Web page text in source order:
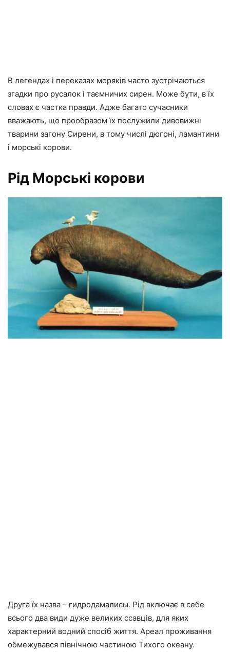
В легендах і переказах моряків часто зустрічаються
згадки про русалок і таємничих сирен. Може бути, в їх
словах є частка правди. Адже багато сучасники
вважають, що прообразом їх послужили дивовижні
тварини загону Сирени, в тому числі дюгоні, ламантини
і морські корови.
Рід Морські корови
Друга їх назва – гидродамалисы. Рід включає в себе
всього два види дуже великих ссавців, для яких
характерний водний спосіб життя. Ареал проживання
обмежувався північною частиною Тихого океану.